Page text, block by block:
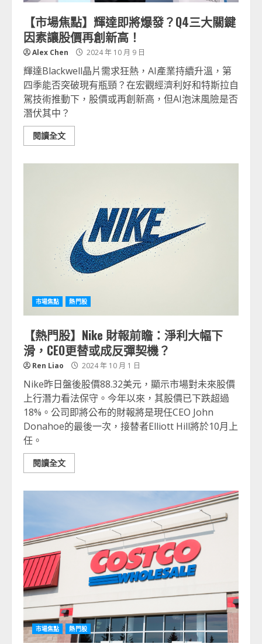
【市場焦點】輝達即將爆發？Q4三大關鍵
因素讓股價再創新高！
Alex Chen 2024 年 10 月 9 日
輝達Blackwell晶片需求狂熱，AI產業持續升溫，第
四季能否突破現有瓶頸？在宏觀經濟利好和特斯拉自
駕技術推動下，股價或再創新高，但AI泡沫風險是否
潛伏其中？
閱讀全文
市場焦點 熱門股
【熱門股】Nike 財報前瞻：淨利大幅下
滑，CEO更替或成反彈契機？
Ren Liao 2024 年 10 月 1 日
Nike昨日盤後股價88.32美元，顯示市場對未來股價
上行潛力看法保守。今年以來，其股價已下跌超過
18%。公司即將公布的財報將是現任CEO John
Donahoe的最後一次，接替者Elliott Hill將於10月上
任。
閱讀全文
市場焦點 熱門股